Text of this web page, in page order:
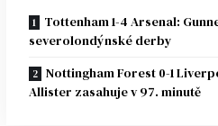
Tottenham 1-4 Arsenal:
severolondýnské derby
Nottingham Forest 0-1
Allister zasahuje v 97. minutě